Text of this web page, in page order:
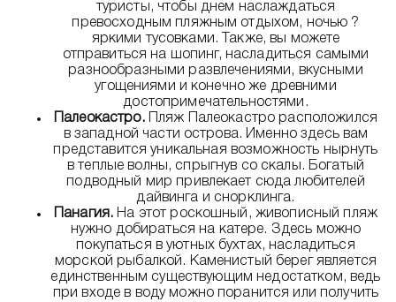
туристы, чтобы днем наслаждаться
превосходным пляжным отдыхом, ночью ?
яркими тусовками. Также, вы можете
отправиться на шопинг, насладиться самыми
разнообразными развлечениями, вкусными
угощениями и конечно же древними
достопримечательностями.
Палеокастро.Пляж Палеокастро расположился
в западной части острова. Именно здесь вам
представится уникальная возможность нырнуть
в теплые волны, спрыгнув со скалы. Богатый
подводный мир привлекает сюда любителей
дайвинга и снорклинга.
Панагия. На этот роскошный, живописный пляж
нужно добираться на катере. Здесь можно
покупаться в уютных бухтах, насладиться
морской рыбалкой. Каменистый берег является
единственным существующим недостатком, ведь
при входе в воду можно поранится или получить